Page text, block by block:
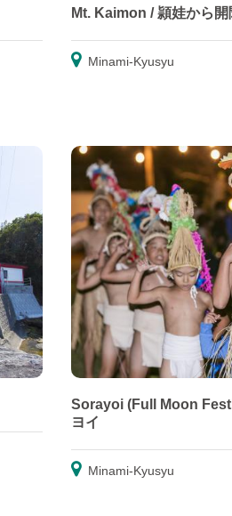
Mt. Kaimon / 頴娃から
Minami-Kyusyu
Sorayoi (Full Moon
ヨイ
Minami-Kyusyu